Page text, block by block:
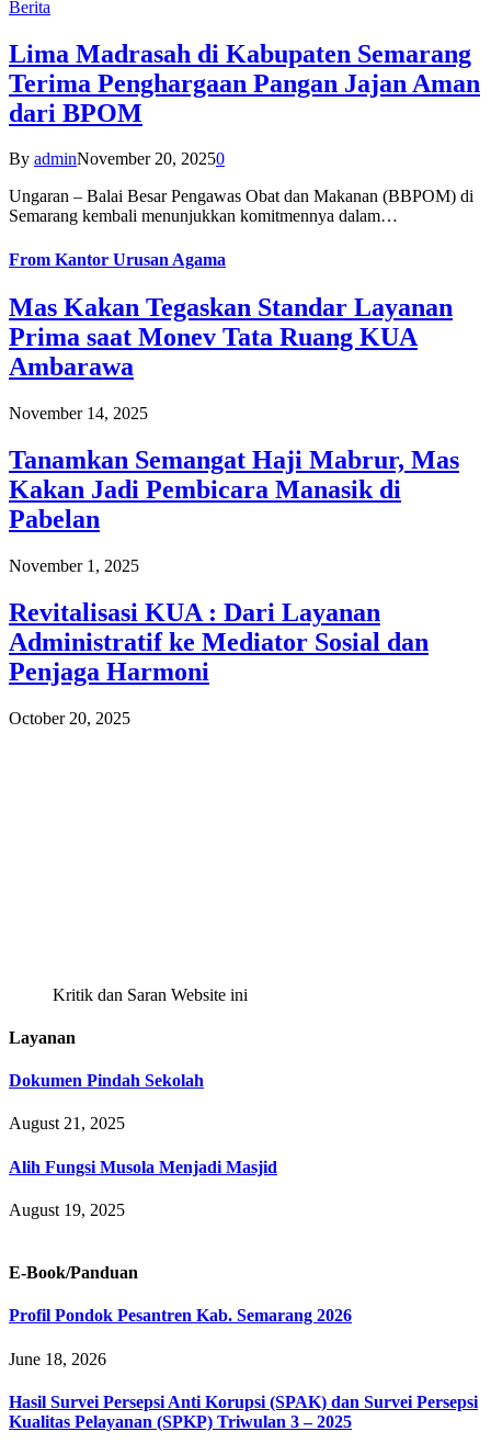
Berita
Lima Madrasah di Kabupaten Semarang
Terima Penghargaan Pangan Jajan Aman
dari BPOM
By adminNovember 20, 20250
Ungaran – Balai Besar Pengawas Obat dan Makanan (BBPOM) di
Semarang kembali menunjukkan komitmennya dalam…
From Kantor Urusan Agama
Mas Kakan Tegaskan Standar Layanan
Prima saat Monev Tata Ruang KUA
Ambarawa
November 14, 2025
Tanamkan Semangat Haji Mabrur, Mas
Kakan Jadi Pembicara Manasik di
Pabelan
November 1, 2025
Revitalisasi KUA : Dari Layanan
Administratif ke Mediator Sosial dan
Penjaga Harmoni
October 20, 2025
Kritik dan Saran Website ini
Layanan
Dokumen Pindah Sekolah
August 21, 2025
Alih Fungsi Musola Menjadi Masjid
August 19, 2025
E-Book/Panduan
Profil Pondok Pesantren Kab. Semarang 2026
June 18, 2026
Hasil Survei Persepsi Anti Korupsi (SPAK) dan Survei Persepsi
Kualitas Pelayanan (SPKP) Triwulan 3 – 2025